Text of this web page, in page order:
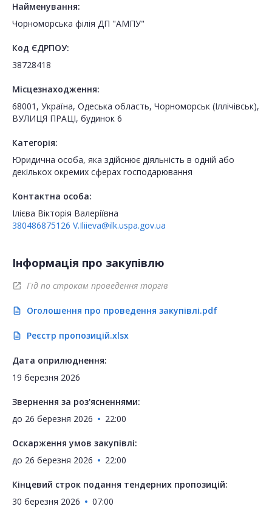
Найменування:
Чорноморська філія ДП "АМПУ"
Код ЄДРПОУ:
38728418
Місцезнаходження:
68001, Україна, Одеська область, Чорноморськ (Іллічівськ),
ВУЛИЦЯ ПРАЦІ, будинок 6
Категорія:
Юридична особа, яка здійснює діяльність в одній або
декількох окремих сферах господарювання
Контактна особа:
Ілієва Вікторія Валеріївна
380486875126 V.Iliieva@ilk.uspa.gov.ua
Інформація про закупівлю
open_in_new Гід по строкам проведення торгів
description Оголошення про проведення закупівлі.pdf
description Реєстр пропозицій.xlsx
Дата оприлюднення:
19 березня 2026
Звернення за роз'ясненнями:
до 26 березня 2026 22:00
Оскарження умов закупівлі:
до 26 березня 2026 22:00
Кінцевий строк подання тендерних пропозицій:
30 березня 2026
07:00